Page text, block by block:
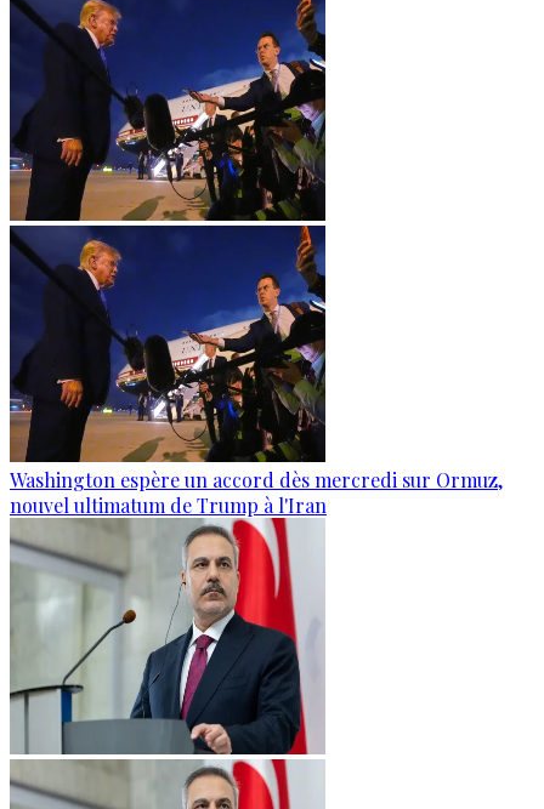
Washington espère un accord dès mercredi sur Ormuz,
nouvel ultimatum de Trump à l'Iran